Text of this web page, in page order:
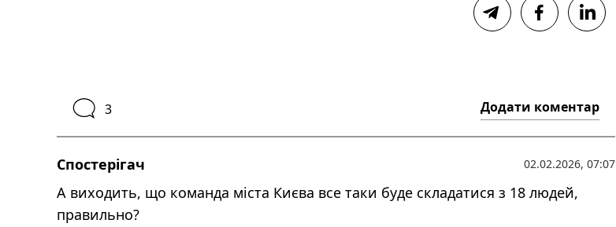
3 Додати коментар
Спостерігач 02.02.2026, 07:07
А виходить, що команда міста Києва все таки буде складатися з 18 людей,
правильно?